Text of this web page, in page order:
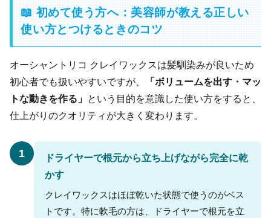
📖 初めて使う方へ：美容師が教える正しい
使い方とつけるときのコツ
オーシャントリコ クレイワックスは髪馴染みが良いため
初心者でも扱いやすいですが、
「ボリュームを出す・マッ
トな動きを作る」 という目的を意識した使い方をすると、
仕上がりのクオリティが大きく変わります。
1
ドライヤーで根元から立ち上げながら完全に乾
かす
クレイワックスはほぼ乾いた状態で使うのがベス
トです。特に軟毛の方は、ドライヤーで根元を立